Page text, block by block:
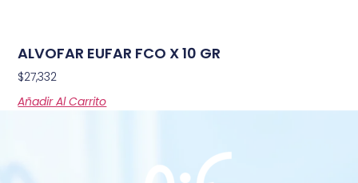
ALVOFAR EUFAR FCO X 10 GR
$27,332
Añadir Al Carrito